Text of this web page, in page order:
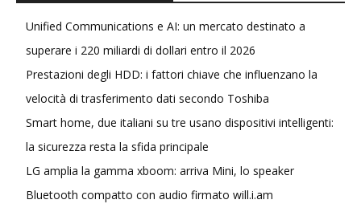
Unified Communications e AI: un mercato destinato a
superare i 220 miliardi di dollari entro il 2026
Prestazioni degli HDD: i fattori chiave che influenzano la
velocità di trasferimento dati secondo Toshiba
Smart home, due italiani su tre usano dispositivi intelligenti:
la sicurezza resta la sfida principale
LG amplia la gamma xboom: arriva Mini, lo speaker
Bluetooth compatto con audio firmato will.i.am